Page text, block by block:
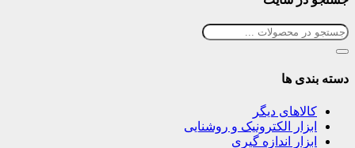
دسته بندی ها
کالاهای دیگر
ابزار الکترونیک و روشنایی
ابزار اندازه گیری